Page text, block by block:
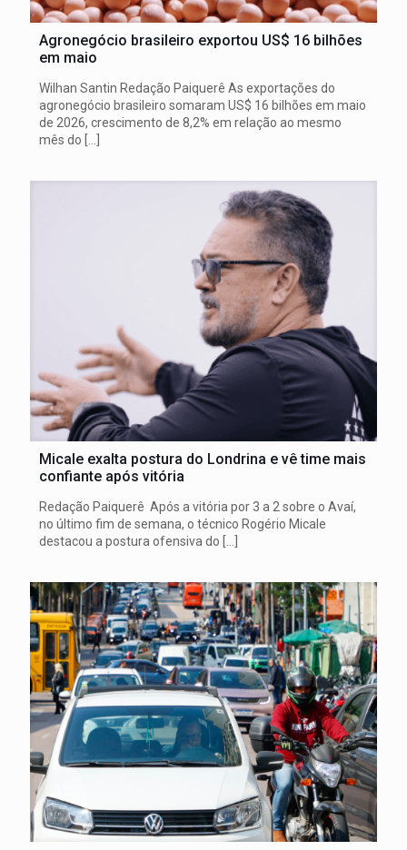
Agronegócio brasileiro exportou US$ 16 bilhões
em maio
Wilhan Santin Redação Paiquerê As exportações do
agronegócio brasileiro somaram US$ 16 bilhões em maio
de 2026, crescimento de 8,2% em relação ao mesmo
mês do […]
Micale exalta postura do Londrina e vê time mais
confiante após vitória
Redação Paiquerê Após a vitória por 3 a 2 sobre o Avaí,
no último fim de semana, o técnico Rogério Micale
destacou a postura ofensiva do